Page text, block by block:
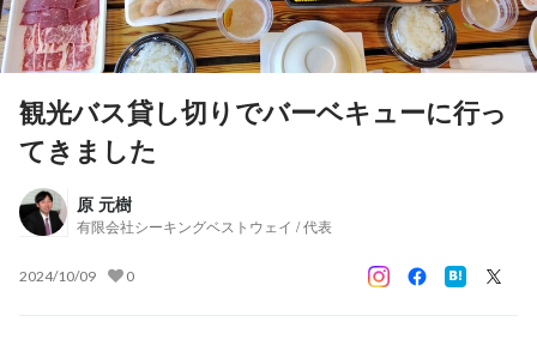
観光バス貸し切りでバーベキューに行っ
てきました
原 元樹
有限会社シーキングベストウェイ / 代表
2024/10/09 0